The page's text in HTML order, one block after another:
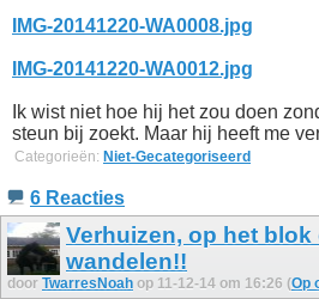
IMG-20141220-WA0008.jpg
IMG-20141220-WA0012.jpg
Ik wist niet hoe hij het zou doen
steun bij zoekt. Maar hij heeft me
Categorieën: Niet-Gecategoriseerd
6 Reacties
Verhuizen, op het blok
wandelen!!
door TwarresNoah op 11-12-14 om 16:26 (Op